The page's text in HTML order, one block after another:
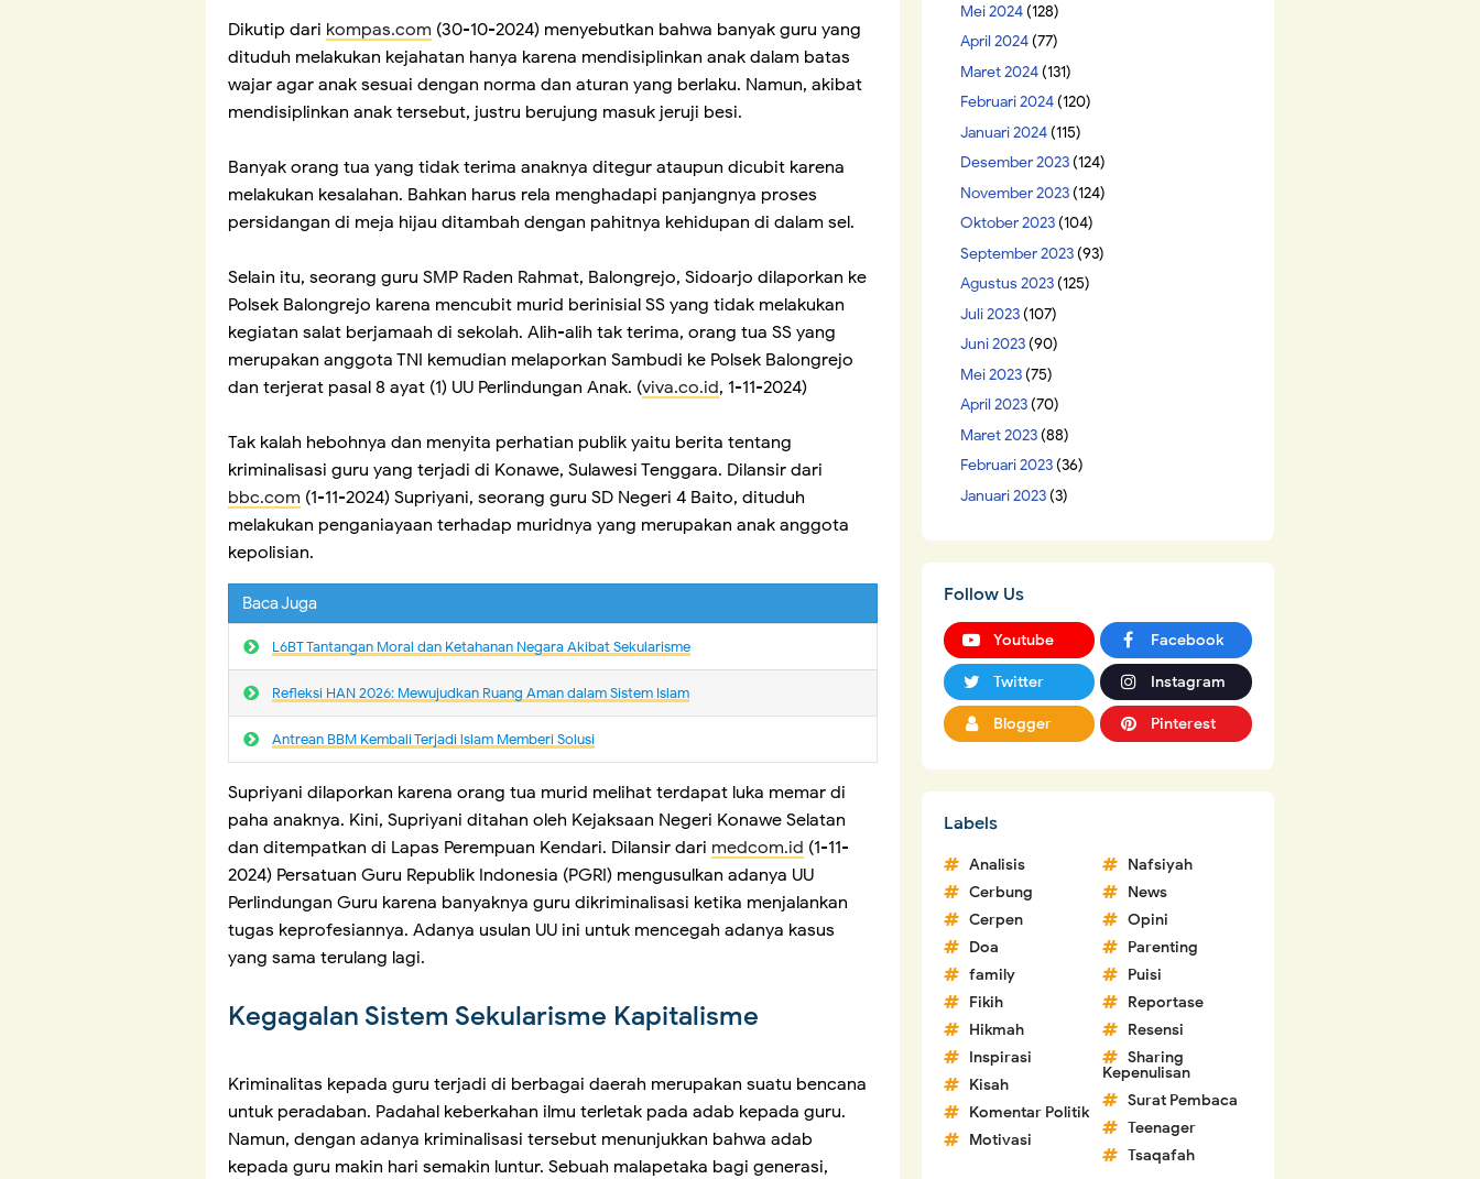
Dikutip dari kompas.com (30-10-2024) menyebutkan bahwa banyak guru yang
dituduh melakukan kejahatan hanya karena mendisiplinkan anak dalam batas
wajar agar anak sesuai dengan norma dan aturan yang berlaku. Namun, akibat
mendisiplinkan anak tersebut, justru berujung masuk jeruji besi.
Banyak orang tua yang tidak terima anaknya ditegur ataupun dicubit karena
melakukan kesalahan. Bahkan harus rela menghadapi panjangnya proses
persidangan di meja hijau ditambah dengan pahitnya kehidupan di dalam sel.
Selain itu, seorang guru SMP Raden Rahmat, Balongrejo, Sidoarjo dilaporkan ke
Polsek Balongrejo karena mencubit murid berinisial SS yang tidak melakukan
kegiatan salat berjamaah di sekolah. Alih-alih tak terima, orang tua SS yang
merupakan anggota TNI kemudian melaporkan Sambudi ke Polsek Balongrejo
dan terjerat pasal 8 ayat (1) UU Perlindungan Anak. (viva.co.id, 1-11-2024)
Tak kalah hebohnya dan menyita perhatian publik yaitu berita tentang
kriminalisasi guru yang terjadi di Konawe, Sulawesi Tenggara. Dilansir dari
bbc.com (1-11-2024) Supriyani, seorang guru SD Negeri 4 Baito, dituduh
melakukan penganiayaan terhadap muridnya yang merupakan anak anggota
kepolisian.
Baca Juga
L6BT Tantangan Moral dan Ketahanan Negara Akibat Sekularisme
Refleksi HAN 2026: Mewujudkan Ruang Aman dalam Sistem Islam
Antrean BBM Kembali Terjadi lslam Memberi Solusi
Supriyani dilaporkan karena orang tua murid melihat terdapat luka memar di
paha anaknya. Kini, Supriyani ditahan oleh Kejaksaan Negeri Konawe Selatan
dan ditempatkan di Lapas Perempuan Kendari. Dilansir dari medcom.id (1-11-
2024) Persatuan Guru Republik Indonesia (PGRI) mengusulkan adanya UU
Perlindungan Guru karena banyaknya guru dikriminalisasi ketika menjalankan
tugas keprofesiannya. Adanya usulan UU ini untuk mencegah adanya kasus
yang sama terulang lagi.
Kegagalan Sistem Sekularisme Kapitalisme
Kriminalitas kepada guru terjadi di berbagai daerah merupakan suatu bencana
untuk peradaban. Padahal keberkahan ilmu terletak pada adab kepada guru.
Namun, dengan adanya kriminalisasi tersebut menunjukkan bahwa adab
kepada guru makin hari semakin luntur. Sebuah malapetaka bagi generasi,
Mei 2024(128)
April 2024(77)
Maret 2024(131)
Februari 2024(120)
Januari 2024(115)
Desember 2023(124)
November 2023(124)
Oktober 2023(104)
September 2023(93)
Agustus 2023(125)
Juli 2023(107)
Juni 2023(90)
Mei 2023(75)
April 2023(70)
Maret 2023(88)
Februari 2023(36)
Januari 2023(3)
Follow Us
Youtube Facebook
Twitter Instagram
Blogger Pinterest
Labels
Analisis
Cerbung
Cerpen
Doa
family
Fikih
Hikmah
Inspirasi
Kisah
Komentar Politik
Motivasi
Nafsiyah
News
Opini
Parenting
Puisi
Reportase
Resensi
Sharing
Kepenulisan
Surat Pembaca
Teenager
Tsaqafah